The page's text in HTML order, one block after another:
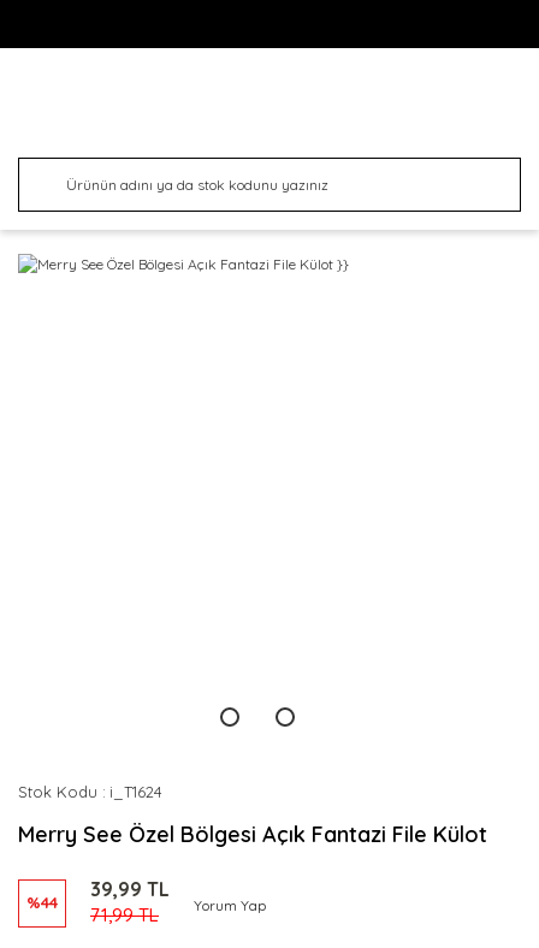
Stok Kodu i_T1624
Merry See Özel Bölgesi Açık Fantazi File Külot
%44
39,99 TL
71,99 TL Yorum Yap